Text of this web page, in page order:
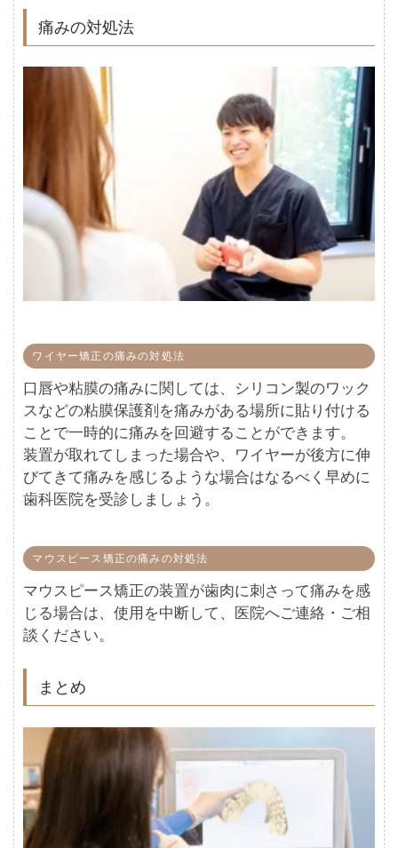
痛みの対処法
ワイヤー矯正の痛みの対処法
口唇や粘膜の痛みに関しては、シリコン製のワック
スなどの粘膜保護剤を痛みがある場所に貼り付ける
ことで一時的に痛みを回避することができます。
装置が取れてしまった場合や、ワイヤーが後方に伸
びてきて痛みを感じるような場合はなるべく早めに
歯科医院を受診しましょう。
マウスピース矯正の痛みの対処法
マウスピース矯正の装置が歯肉に刺さって痛みを感
じる場合は、使用を中断して、医院へご連絡・ご相
談ください。
まとめ